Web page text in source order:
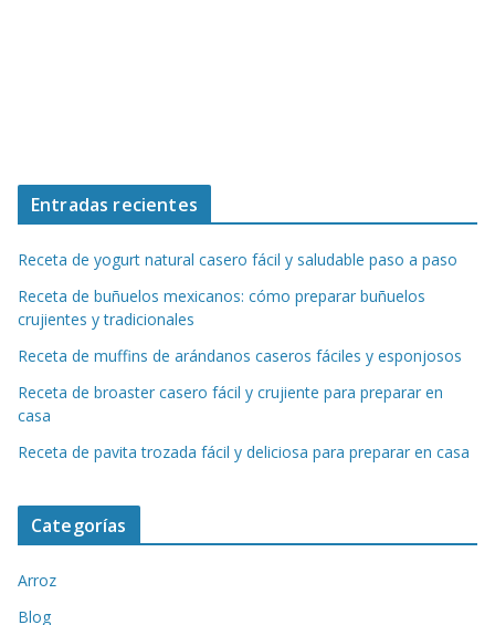
Entradas recientes
Receta de yogurt natural casero fácil y saludable paso a paso
Receta de buñuelos mexicanos: cómo preparar buñuelos
crujientes y tradicionales
Receta de muffins de arándanos caseros fáciles y esponjosos
Receta de broaster casero fácil y crujiente para preparar en
casa
Receta de pavita trozada fácil y deliciosa para preparar en casa
Categorías
Arroz
Blog